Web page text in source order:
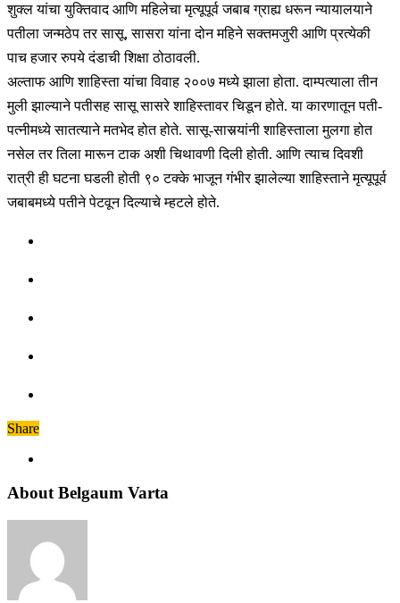
शुक्ल यांचा युक्तिवाद आणि महिलेचा मृत्यूपूर्व जबाब ग्राह्य धरून न्यायालयाने
पतीला जन्मठेप तर सासू, सासरा यांना दोन महिने सक्तमजुरी आणि प्रत्येकी
पाच हजार रुपये दंडाची शिक्षा ठोठावली.
अल्ताफ आणि शाहिस्ता यांचा विवाह २००७ मध्ये झाला होता. दाम्पत्याला तीन
मुली झाल्याने पतीसह सासू सासरे शाहिस्तावर चिडून होते. या कारणातून पती-
पत्नीमध्ये सातत्याने मतभेद होत होते. सासू-सासर्‍यांनी शाहिस्ताला मुलगा होत
नसेल तर तिला मारून टाक अशी चिथावणी दिली होती. आणि त्याच दिवशी
रात्री ही घटना घडली होती ९० टक्के भाजून गंभीर झालेल्या शाहिस्ताने मृत्यूपूर्व
जबाबमध्ये पतीने पेटवून दिल्याचे म्हटले होते.
Share
About Belgaum Varta